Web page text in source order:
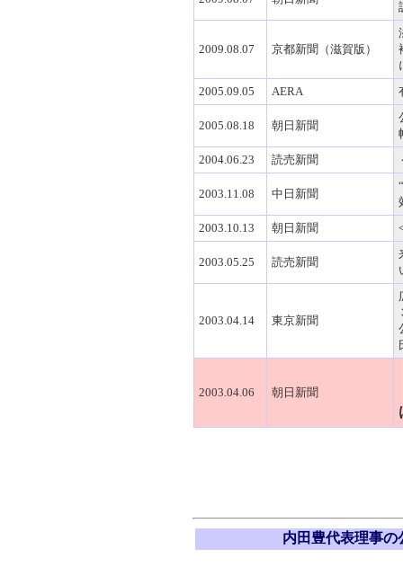
2009.08.07 京都新聞（滋賀版）
2005.09.05
AERA
2005.08.18 朝日新聞
2004.06.23
読売新聞
2003.11.08 中日新聞
2003.10.13
朝日新聞
2003.05.25 読売新聞
2003.04.14 東京新聞
2003.04.06 朝日新聞
内田豊代表理事